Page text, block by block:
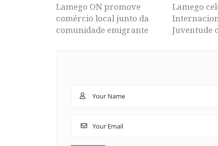
Lamego ON promove
comércio local junto da
comunidade emigrante
Lamego
Juventude